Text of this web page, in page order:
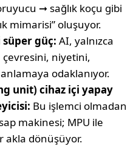
➞ sağlık koçu gibi
mimarisi” oluşuyor.
güç: AI, yalnızca
çevresini, niyetini,
odaklanıyor.
unit) cihaz içi yapay
Bu işlemci olmadan
makinesi; MPU ile
akla dönüşüyor.